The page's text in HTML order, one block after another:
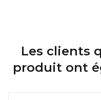
Les clients
produit ont